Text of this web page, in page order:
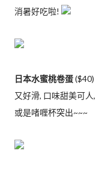
消暑好吃啦!
日本水蜜桃卷蛋
又好滑, 口味甜美可
或是啫喱杯突出~~~